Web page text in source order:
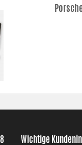
Wichtige